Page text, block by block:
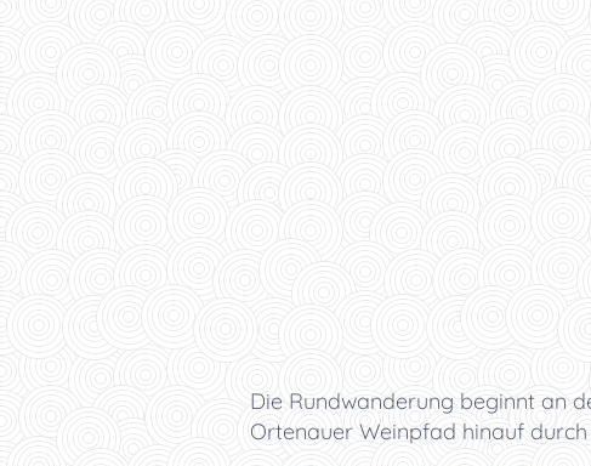
Die Rundwanderung beginnt an
Ortenauer Weinpfad hinauf